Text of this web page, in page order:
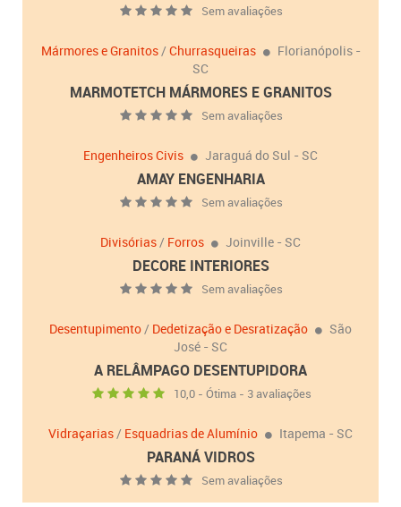
Sem avaliações
Mármores e Granitos/Churrasqueiras
Florianópolis -
SC
MARMOTETCH MÁRMORES E GRANITOS
Sem avaliações
Engenheiros Civis Jaraguá do Sul - SC
AMAY ENGENHARIA
Sem avaliações
Divisórias/ Forros Joinville - SC
DECORE INTERIORES
Sem avaliações
Desentupimento/ Dedetização e Desratização
São
José - SC
A RELÂMPAGO DESENTUPIDORA
10,0 - Ótima - 3 avaliações
Vidraçarias/ Esquadrias de Alumínio Itapema - SC
PARANÁ VIDROS
Sem avaliações